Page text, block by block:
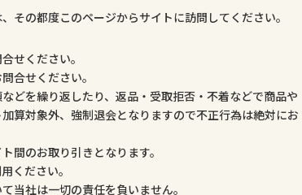
その都度このページからサイトに訪問してください。
せください。
合せください。
どを繰り返したり、返品・受取拒否・不着などで商品や
算対象外、強制退会となりますので不正行為は絶対にお
間のお取り引きとなります。
ください。
当社は一切の責任を負いません。